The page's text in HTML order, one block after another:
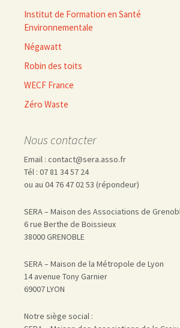
Institut de Formation en Santé
Environnementale
Négawatt
Robin des toits
WECF France
Zéro Waste
Nous contacter
Email : contact@sera.asso.fr
Tél : 07 81 34 57 24
ou au 04 76 47 02 53 (répondeur)
SERA – Maison des Associations de
6 rue Berthe de Boissieux
38000 GRENOBLE
SERA – Maison de la Métropole de Lyon
14 avenue Tony Garnier
69007 LYON
Notre siège social :